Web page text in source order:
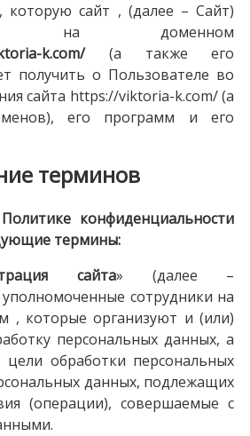
которую сайт , (далее – Сайт)
на доменном
k.com/(а также его
получить о Пользователе во
сайта https://viktoria-k.com/ (а
его программ и его
терминов
конфиденциальности
термины:
сайта» (далее –
сотрудники на
, которые организуют и (или)
персональных данных, а
цели обработки персональных
данных, подлежащих
(операции), совершаемые с